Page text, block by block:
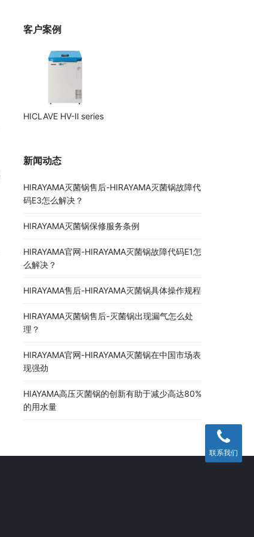
客户案例
HICLAVE HV-Ⅱ series
新闻动态
HIRAYAMA灭菌锅售后-HIRAYAMA灭菌锅故障代
码E3怎么解决？
HIRAYAMA灭菌锅保修服务条例
HIRAYAMA官网-HIRAYAMA灭菌锅故障代码E1怎
么解决？
HIRAYAMA售后-HIRAYAMA灭菌锅具体操作规程
HIRAYAMA灭菌锅售后-灭菌锅出现漏气怎么处
理？
HIRAYAMA官网-HIRAYAMA灭菌锅在中国市场表
现强劲
HIAYAMA高压灭菌锅的创新有助于减少高达80%
的用水量
联系我们